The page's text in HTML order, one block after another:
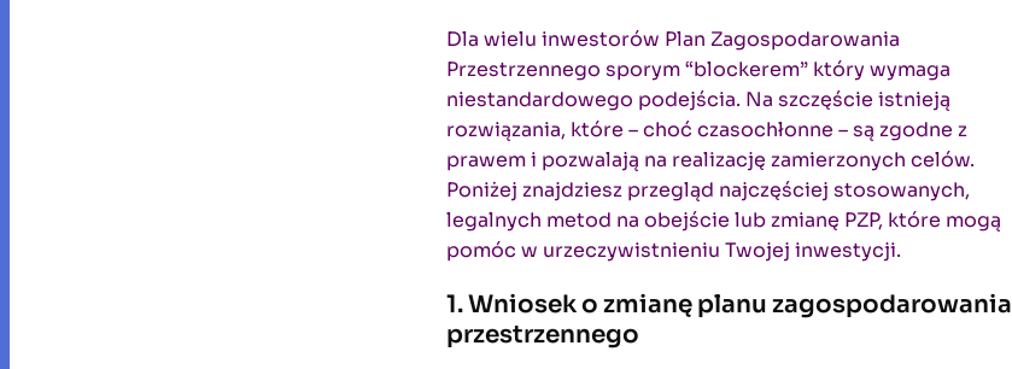
Dla wielu inwestorów Plan Zagospodarowania
Przestrzennego sporym “blockerem” który wymaga
niestandardowego podejścia. Na szczęście istnieją
rozwiązania, które – choć czasochłonne – są zgodne z
prawem i pozwalają na realizację zamierzonych celów.
Poniżej znajdziesz przegląd najczęściej stosowanych,
legalnych metod na obejście lub zmianę PZP, które mogą
pomóc w urzeczywistnieniu Twojej inwestycji.
1. Wniosek o zmianę planu zagospodarowania
przestrzennego